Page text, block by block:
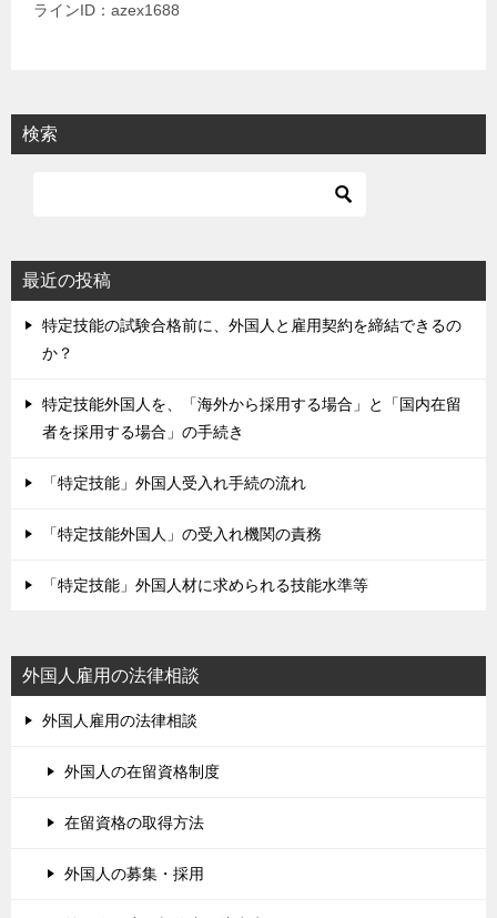
ラインID：azex1688
検索
最近の投稿
特定技能の試験合格前に、外国人と雇用契約を締結できるの
か？
特定技能外国人を、「海外から採用する場合」と「国内在留
者を採用する場合」の手続き
「特定技能」外国人受入れ手続の流れ
「特定技能外国人」の受入れ機関の責務
「特定技能」外国人材に求められる技能水準等
外国人雇用の法律相談
外国人雇用の法律相談
外国人の在留資格制度
在留資格の取得方法
外国人の募集・採用